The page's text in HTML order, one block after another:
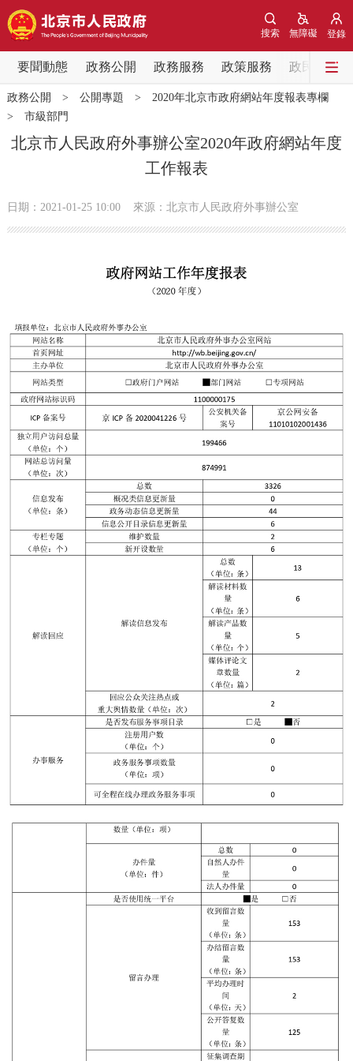
登錄
無障礙
搜索
要聞動態 政務公開 政務服務 政策服務 政民互動
要聞動態
黨中央精神 國務院資訊 中央部委動態
北京要聞 會議資訊 部門動態
機構職能
政策兌現
決策公開 專題公開
政務服務
個人服務 法人服務 部門服務
便民服務 利企服務 投資項目
仲介服務 陽光政務
12345網上接訴即辦 我要諮詢
圖説互動
走進北京
北京概況 十六區概覽 人文北京
綠色北京 圖説北京 視頻北京
한국어 日本語
РУССКИЙ ЯЗЫК
PORTUGUÊS
政務公開 > 公開專題 > 2020年北京市政府網站年度報表專欄
> 市級部門
北京市人民政府外事辦公室2020年政府網站年度
工作報表
日期：2021-01-25 10:00 來源：北京市人民政府外事辦公室